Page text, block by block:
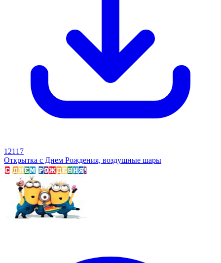
12117
Открытка с Днем Рождения, воздушные шары